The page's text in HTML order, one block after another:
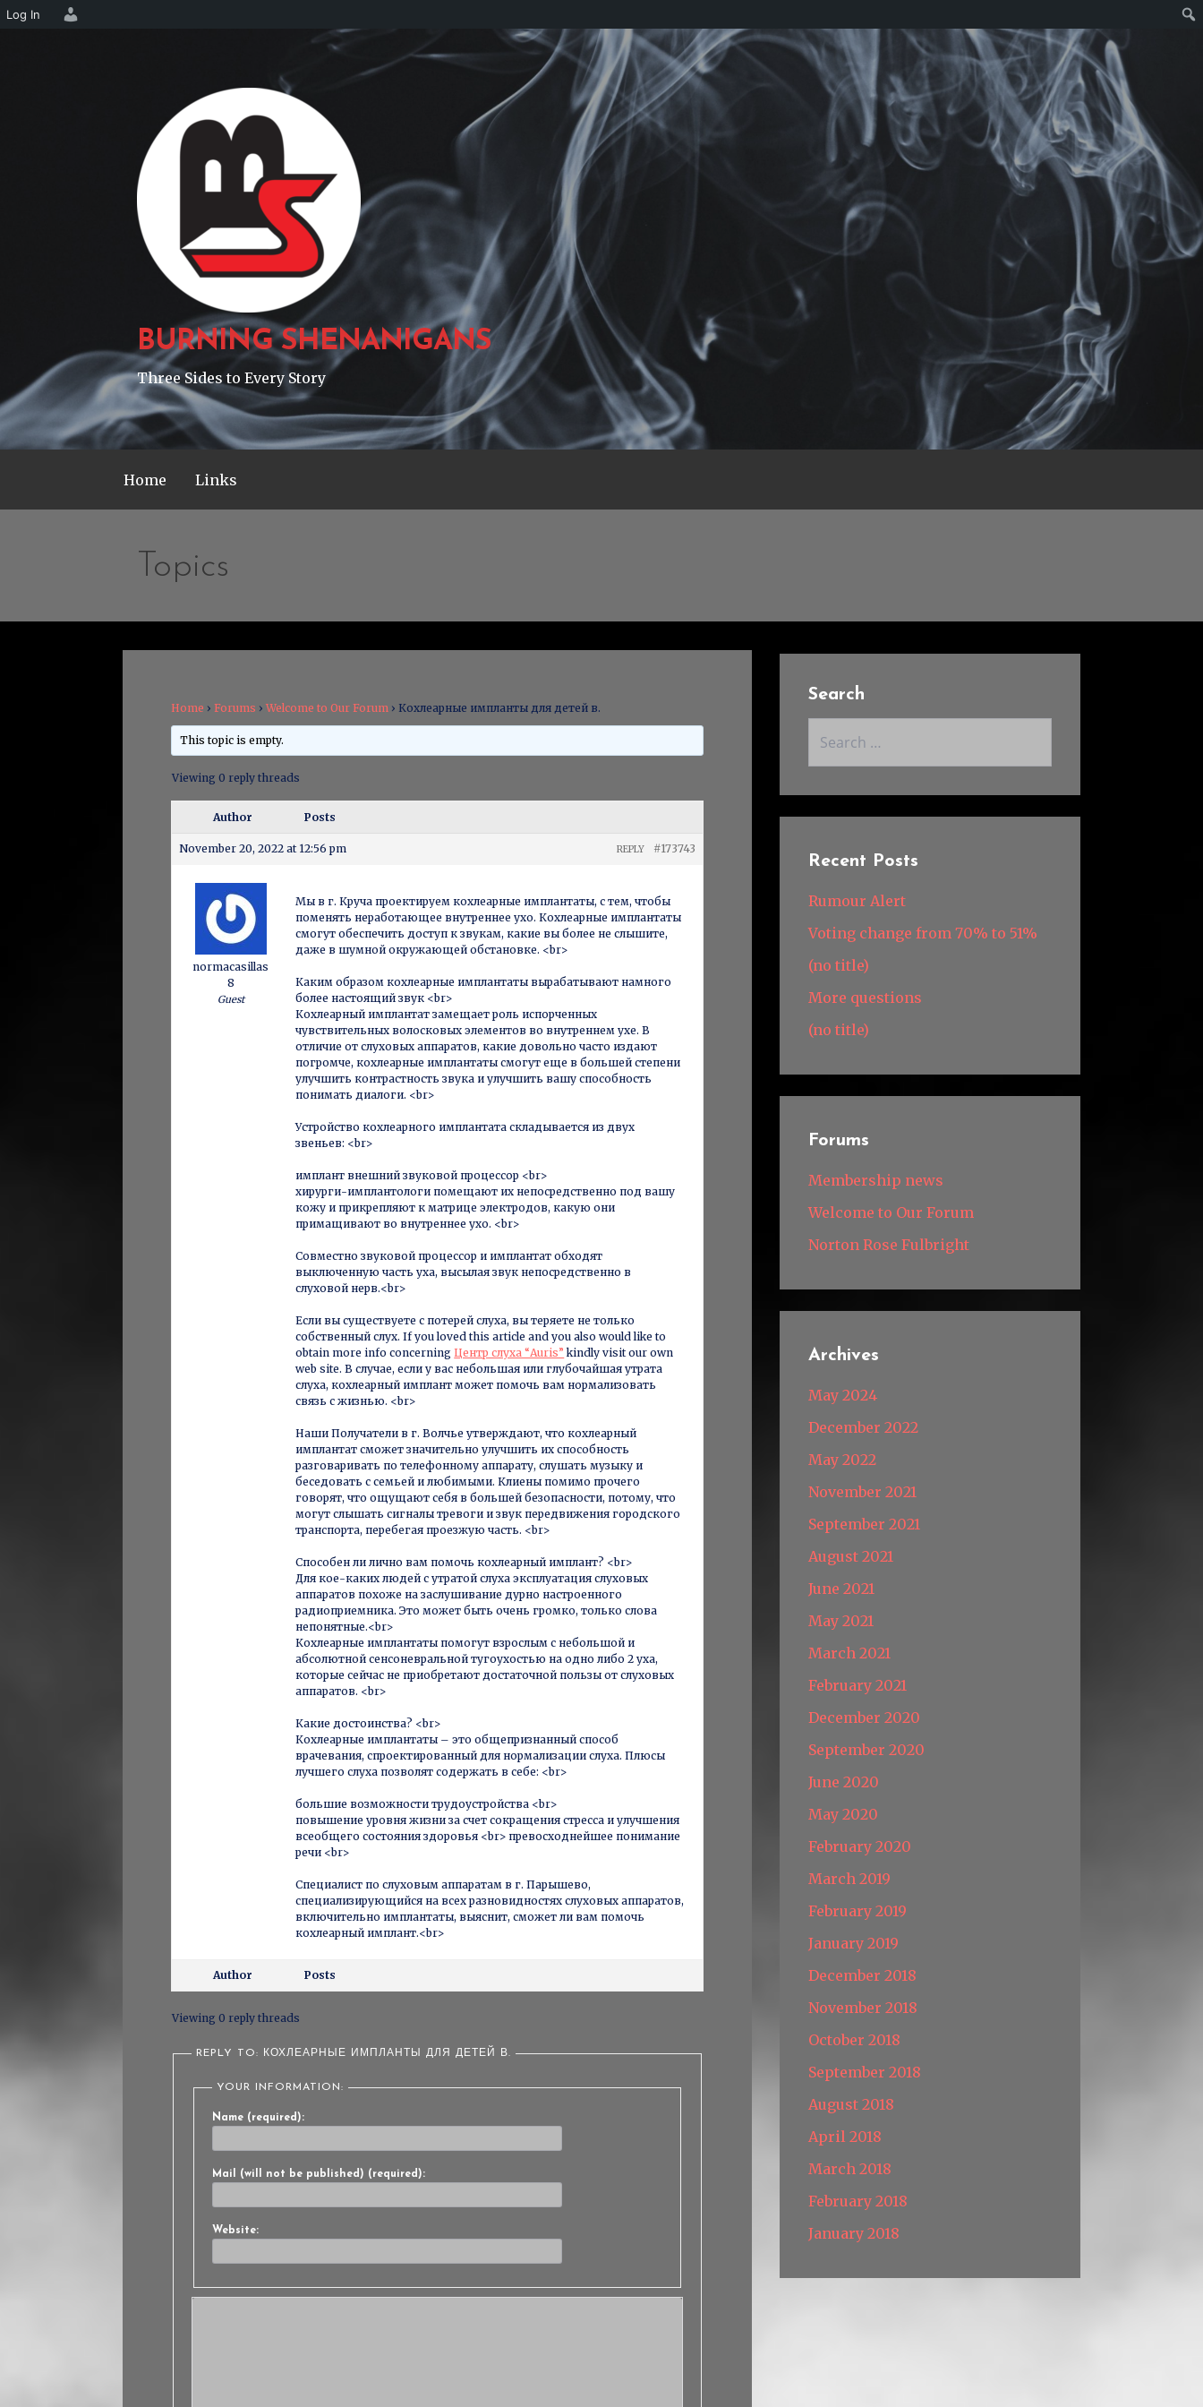
BURNING SHENANIGANS
Three Sides to Every Story
Home Links
Topics
Home › Forums › Welcome to Our Forum › Кохлеарные импланты для детей в.
This topic is empty.
Viewing 0 reply threads
Author Posts
November 20, 2022 at 12:56 pm #173743
REPLY
normacasillas
8
Guest
Мы в г. Круча проектируем кохлеарные имплантаты, с тем, чтобы
поменять неработающее внутреннее ухо. Кохлеарные имплантаты
смогут обеспечить доступ к звукам, какие вы более не слышите,
даже в шумной окружающей обстановке. <br>
Каким образом кохлеарные имплантаты вырабатывают намного
более настоящий звук <br>
Кохлеарный имплантат замещает роль испорченных
чувствительных волосковых элементов во внутреннем ухе. В
отличие от слуховых аппаратов, какие довольно часто издают
погромче, кохлеарные имплантаты смогут еще в большей степени
улучшить контрастность звука и улучшить вашу способность
понимать диалоги. <br>
Устройство кохлеарного имплантата складывается из двух
звеньев: <br>
имплант внешний звуковой процессор <br>
хирурги-имплантологи помещают их непосредственно под вашу
кожу и прикрепляют к матрице электродов, какую они
примащивают во внутреннее ухо. <br>
Совместно звуковой процессор и имплантат обходят
выключенную часть уха, высылая звук непосредственно в
слуховой нерв.<br>
Если вы существуете с потерей слуха, вы теряете не только
собственный слух. If you loved this article and you also would like to
obtain more info concerningЦентр слуха “Auris” kindly visit our own
web site. В случае, если у вас небольшая или глубочайшая утрата
слуха, кохлеарный имплант может помочь вам нормализовать
связь с жизнью. <br>
Наши Получатели в г. Волчье утверждают, что кохлеарный
имплантат сможет значительно улучшить их способность
разговаривать по телефонному аппарату, слушать музыку и
беседовать с семьей и любимыми. Клиены помимо прочего
говорят, что ощущают себя в большей безопасности, потому, что
могут слышать сигналы тревоги и звук передвижения городского
транспорта, перебегая проезжую часть. <br>
Способен ли лично вам помочь кохлеарный имплант? <br>
Для кое-каких людей с утратой слуха эксплуатация слуховых
аппаратов похоже на заслушивание дурно настроенного
радиоприемника. Это может быть очень громко, только слова
непонятные.<br>
Кохлеарные имплантаты помогут взрослым с небольшой и
абсолютной сенсоневральной тугоухостью на одно либо 2 уха,
которые сейчас не приобретают достаточной пользы от слуховых
аппаратов. <br>
Какие достоинства? <br>
Кохлеарные имплантаты – это общепризнанный способ
врачевания, спроектированный для нормализации слуха. Плюсы
лучшего слуха позволят содержать в себе: <br>
большие возможности трудоустройства <br>
повышение уровня жизни за счет сокращения стресса и улучшения
всеобщего состояния здоровья <br> превосходнейшее понимание
речи <br>
Специалист по слуховым аппаратам в г. Парышево,
специализирующийся на всех разновидностях слуховых аппаратов,
включительно имплантаты, выяснит, сможет ли вам помочь
кохлеарный имплант.<br>
Author Posts
Viewing 0 reply threads
REPLY TO: КОХЛЕАРНЫЕ ИМПЛАНТЫ ДЛЯ ДЕТЕЙ В.
YOUR INFORMATION:
Name (required):
Mail (will not be published) (required):
Website:
Search
Recent Posts
Rumour Alert
Voting change from 70% to 51%
(no title)
More questions
(no title)
Forums
Membership news
Welcome to Our Forum
Norton Rose Fulbright
Archives
May 2024
December 2022
May 2022
November 2021
September 2021
August 2021
June 2021
May 2021
March 2021
February 2021
December 2020
September 2020
June 2020
May 2020
February 2020
March 2019
February 2019
January 2019
December 2018
November 2018
October 2018
September 2018
August 2018
April 2018
March 2018
February 2018
January 2018
Log In